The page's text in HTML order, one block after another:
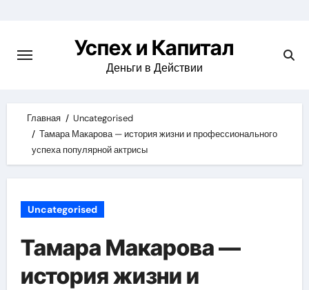
content
Успех и Капитал
Деньги в Действии
Главная
Uncategorised
Тамара Макарова — история жизни и профессионального
успеха популярной актрисы
Uncategorised
Тамара Макарова —
история жизни и